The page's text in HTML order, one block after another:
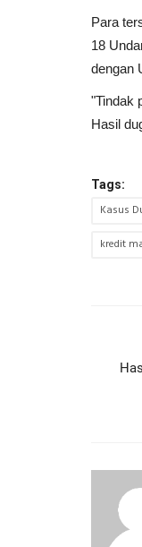
Para
18
dengan
"Tindak
Hasil
Tags:
Kasus
kredit